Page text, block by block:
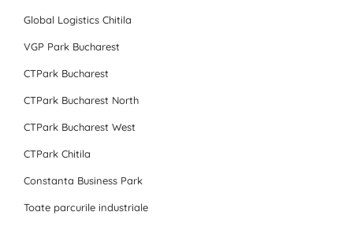
Global Logistics Chitila
VGP Park Bucharest
CTPark Bucharest
CTPark Bucharest North
CTPark Bucharest West
CTPark Chitila
Constanta Business Park
Toate parcurile industriale